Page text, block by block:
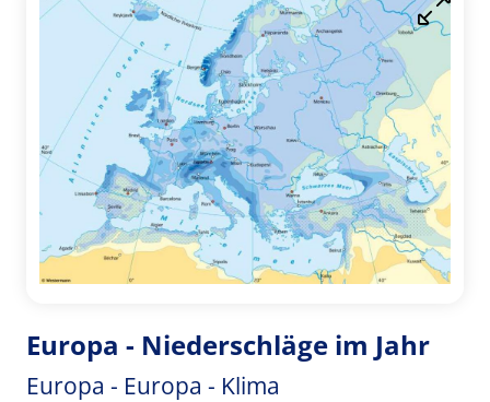
Europa - Niederschläge im Jahr
Europa - Europa - Klima